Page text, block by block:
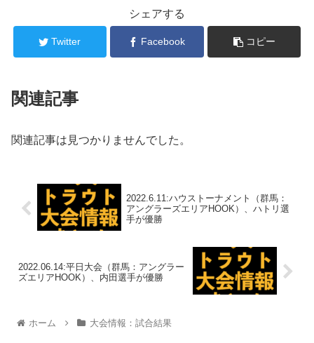
シェアする
Twitter Facebook コピー
関連記事
関連記事は見つかりませんでした。
2022.6.11:ハウストーナメント（群馬：
アングラーズエリアHOOK）、ハトリ選
手が優勝
2022.06.14:平日大会（群馬：アングラー
ズエリアHOOK）、内田選手が優勝
ホーム 大会情報：試合結果